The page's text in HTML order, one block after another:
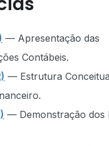
— Apresentação das
Contábeis.
— Estrutura
— Demonstração dos